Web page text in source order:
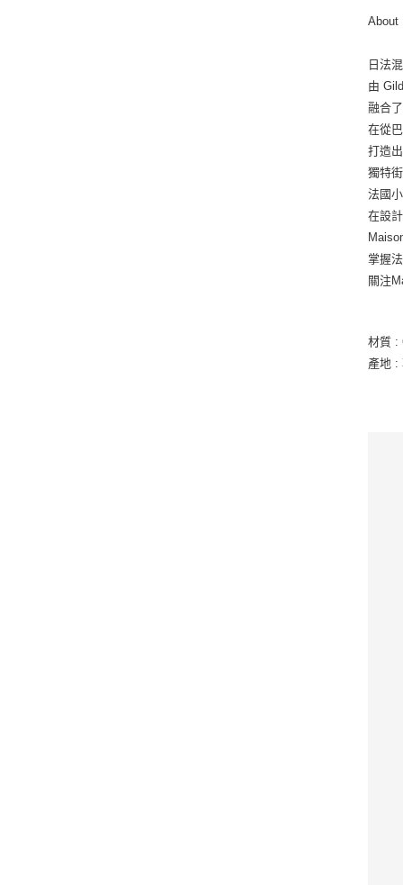
About
日法
由
融合
在從
打造
獨特
法國
在設
掌握
關注
材質 :
產地 :